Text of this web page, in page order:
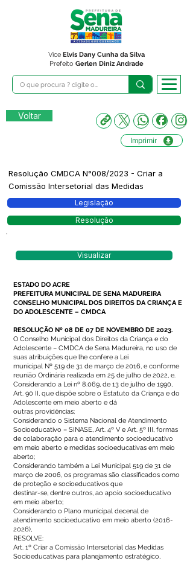
Prefeito Gerlen Diniz Andrade
Vice Elvis Dany Cunha da Silva
Voltar
Imprimir
Resolução CMDCA N°008/2023 - Criar a
Comissão Intersetorial das Medidas
Legislação
Resolução
Visualizar
ESTADO DO ACRE
PREFEITURA MUNICIPAL DE SENA MADUREIRA
CONSELHO MUNICIPAL DOS DIREITOS DA CRIANÇA E
DO ADOLESCENTE – CMDCA
RESOLUÇÃO Nº 08 DE 07 DE NOVEMBRO DE 2023.
O Conselho Municipal dos Direitos da Criança e do
Adolescente – CMDCA de Sena Madureira, no uso de
suas atribuições que lhe confere a Lei
municipal Nº 519 de 31 de março de 2016, e conforme
reunião Ordinária realizada em 25 de julho de 2022, e.
Considerando a Lei nº 8.069, de 13 de julho de 1990,
Art. 90 II, que dispõe sobre o Estatuto da Criança e do
Adolescente em meio aberto e dá
outras providências;
Considerando o Sistema Nacional de Atendimento
Socioeducativo – SINASE, Art. 4º V e Art. 5º III, formas
de colaboração para o atendimento socioeducativo
em meio aberto e medidas socioeducativas em meio
aberto;
Considerando também a Lei Municipal 519 de 31 de
março de 2006, os programas são classificados como
de proteção e socioeducativos que
destinar-se, dentre outros, ao apoio socioeducativo
em meio aberto;
Considerando o Plano municipal decenal de
atendimento socioeducativo em meio aberto (2016-
2026),
RESOLVE:
Art. 1º Criar a Comissão Intersetorial das Medidas
Socioeducativas para planejamento estratégico,